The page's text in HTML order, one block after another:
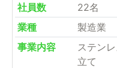
社員数
22名
業種
製造業
事業内容
ステン
立て